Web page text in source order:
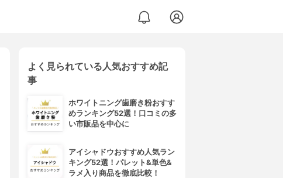
よく見られている人気おすすめ記
事
ホワイトニング歯磨き粉おすす
めランキング52選！口コミの多
い市販品を中心に
アイシャドウおすすめ人気ラン
キング52選！パレット&単色&
ラメ入り商品を徹底比較！